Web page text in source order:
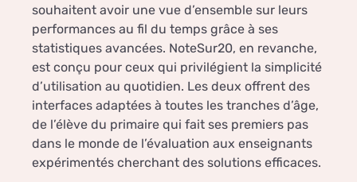
souhaitent avoir une vue d’ensemble sur leurs
performances au fil du temps grâce à ses
statistiques avancées. NoteSur20, en revanche,
est conçu pour ceux qui privilégient la simplicité
d’utilisation au quotidien. Les deux offrent des
interfaces adaptées à toutes les tranches d’âge,
de l’élève du primaire qui fait ses premiers pas
dans le monde de l’évaluation aux enseignants
expérimentés cherchant des solutions efficaces.